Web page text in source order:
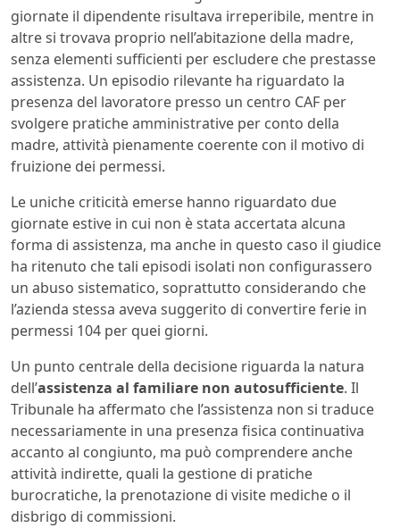
giornate il dipendente risultava irreperibile, mentre in
altre si trovava proprio nell’abitazione della madre,
senza elementi sufficienti per escludere che prestasse
assistenza. Un episodio rilevante ha riguardato la
presenza del lavoratore presso un centro CAF per
svolgere pratiche amministrative per conto della
madre, attività pienamente coerente con il motivo di
fruizione dei permessi.
Le uniche criticità emerse hanno riguardato due
giornate estive in cui non è stata accertata alcuna
forma di assistenza, ma anche in questo caso il giudice
ha ritenuto che tali episodi isolati non configurassero
un abuso sistematico, soprattutto considerando che
l’azienda stessa aveva suggerito di convertire ferie in
permessi 104 per quei giorni.
Un punto centrale della decisione riguarda la natura
dell’assistenza al familiare non autosufficiente. Il
Tribunale ha affermato che l’assistenza non si traduce
necessariamente in una presenza fisica continuativa
accanto al congiunto, ma può comprendere anche
attività indirette, quali la gestione di pratiche
burocratiche, la prenotazione di visite mediche o il
disbrigo di commissioni.